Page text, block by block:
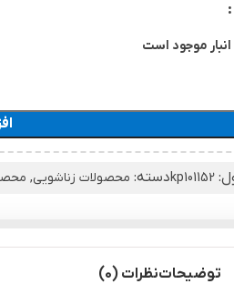
kp101152دسته: محصولات زناشویی,
توضیحاتنظرات (0)